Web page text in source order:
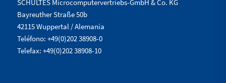
SCHULTES Microcomputervertriebs-GmbH & Co. KG
Bayreuther Straße 50b
42115 Wuppertal / Alemania
Teléfono: +49(0)202 38908-0
Telefax: +49(0)202 38908-10